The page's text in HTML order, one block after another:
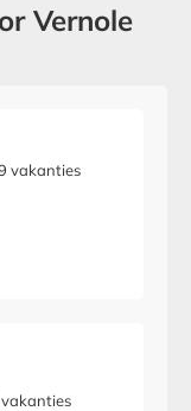
Vernole
vakanties